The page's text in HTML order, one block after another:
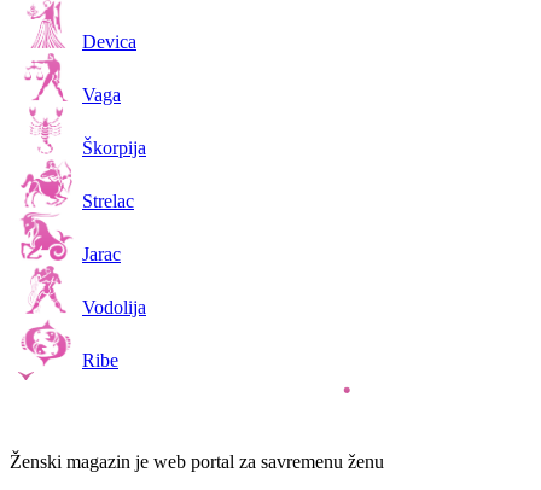
Devica
Vaga
Škorpija
Strelac
Jarac
Vodolija
Ribe
Ženski magazin je web portal za savremenu ženu